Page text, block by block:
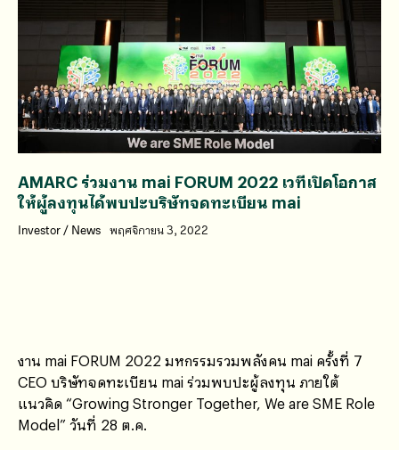
AMARC ร่วมงาน mai FORUM 2022 เวทีเปิดโอกาส
ให้ผู้ลงทุนได้พบปะบริษัทจดทะเบียน mai
Investor/ News พฤศจิกายน 3, 2022
งาน mai FORUM 2022 มหกรรมรวมพลังคน mai ครั้งที่ 7
CEO บริษัทจดทะเบียน mai ร่วมพบปะผู้ลงทุน ภายใต้
แนวคิด “Growing Stronger Together, We are SME Role
Model” วันที่ 28 ต.ค.